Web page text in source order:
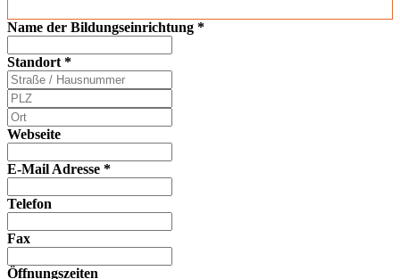
Name der Bildungseinrichtung *
Standort*
Webseite
E-Mail Adresse *
Telefon
Fax
Öffnungszeiten